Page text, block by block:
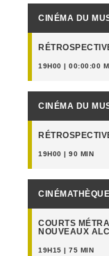
CINÉMA DU
19H00 | 00:00:00
CINÉMA DU
19H00 | 90 MIN
COURTS
NOUVEAUX
19H15 | 75 MIN